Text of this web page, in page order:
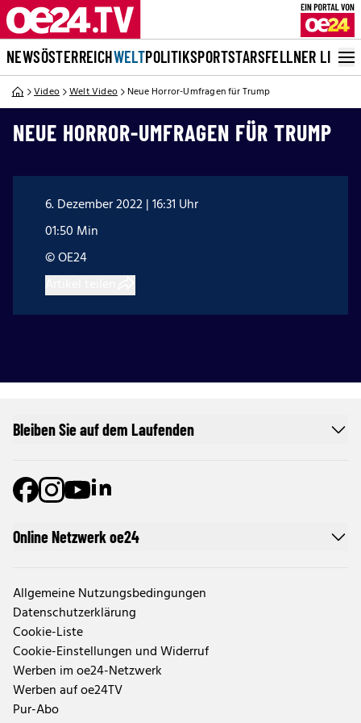
NEWSÖSTERREICHWELTPOLITIKSPORTSTARSFELLNER LIVE
Video Welt Video Neue Horror-Umfragen für Trump
NEUE HORROR-UMFRAGEN FÜR TRUMP
6. Dezember 2022 | 16:31 Uhr
01:50 Min
© OE24
Online Netzwerk oe24
Allgemeine Nutzungsbedingungen
Datenschutzerklärung
Cookie-Liste
Cookie-Einstellungen und Widerruf
Werben im oe24-Netzwerk
Werben auf oe24TV
Pur-Abo
Bleiben Sie auf dem Laufenden